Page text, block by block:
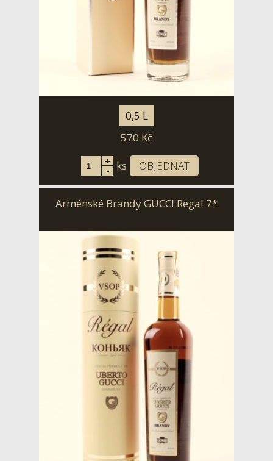
0,5 L
570 Kč
+
- ks OBJEDNAT
Arménské Brandy GUCCI Regal 7*